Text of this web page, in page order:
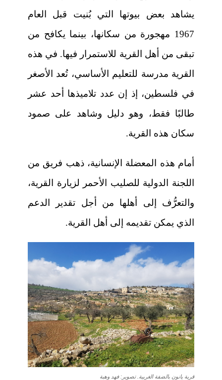
يشاهد بعض بيوتها التي بُنيت قبل العام
1967 مهجورة من سكانها، بينما يكافح من
تبقى من أهل القرية للاستمرار فيها. في هذه
القرية مدرسة للتعليم الأساسي، تُعد الأصغر
في فلسطين، إذ إن عدد تلاميذها أحد عشر
طالبًا فقط، وهو دليل وشاهد على صمود
سكان هذه القرية.
أمام هذه المعضلة الإنسانية، ذهب فريق من
اللجنة الدولية للصليب الأحمر لزيارة القرية،
والتعرُّف إلى أهلها من أجل تقدير الدعم
الذي يمكن تقديمه إلى أهل القرية.
قرية يانون بالضفة الغربية. تصوير: فهد وهبة